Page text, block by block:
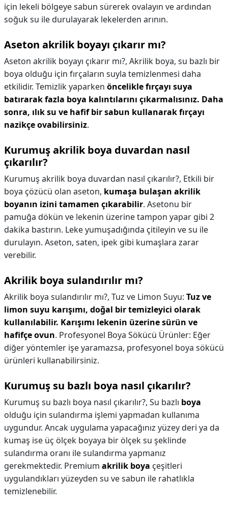
için lekeli bölgeye sabun sürerek ovalayın ve ardından
soğuk su ile durulayarak lekelerden arının.
Aseton akrilik boyayı çıkarır mı?
Aseton akrilik boyayı çıkarır mı?, Akrilik boya, su bazlı bir
boya olduğu için fırçaların suyla temizlenmesi daha
etkilidir. Temizlik yaparken öncelikle fırçayı suya
batırarak fazla boya kalıntılarını çıkarmalısınız. Daha
sonra, ılık su ve hafif bir sabun kullanarak fırçayı
nazikçe ovabilirsiniz.
Kurumuş akrilik boya duvardan nasıl
çıkarılır?
Kurumuş akrilik boya duvardan nasıl çıkarılır?, Etkili bir
boya çözücü olan aseton, kumaşa bulaşan akrilik
boyanın izini tamamen çıkarabilir. Asetonu bir
pamuğa dökün ve lekenin üzerine tampon yapar gibi 2
dakika bastırın. Leke yumuşadığında çitileyin ve su ile
durulayın. Aseton, saten, ipek gibi kumaşlara zarar
verebilir.
Akrilik boya sulandırılır mı?
Akrilik boya sulandırılır mı?, Tuz ve Limon Suyu: Tuz ve
limon suyu karışımı, doğal bir temizleyici olarak
kullanılabilir. Karışımı lekenin üzerine sürün ve
hafifçe ovun. Profesyonel Boya Sökücü Ürünler: Eğer
diğer yöntemler işe yaramazsa, profesyonel boya sökücü
ürünleri kullanabilirsiniz.
Kurumuş su bazlı boya nasıl çıkarılır?
Kurumuş su bazlı boya nasıl çıkarılır?, Su bazlı boya
olduğu için sulandırma işlemi yapmadan kullanıma
uygundur. Ancak uygulama yapacağınız yüzey deri ya da
kumaş ise üç ölçek boyaya bir ölçek su şeklinde
sulandırma oranı ile sulandırma yapmanız
gerekmektedir. Premium akrilik boya çeşitleri
uygulandıkları yüzeyden su ve sabun ile rahatlıkla
temizlenebilir.